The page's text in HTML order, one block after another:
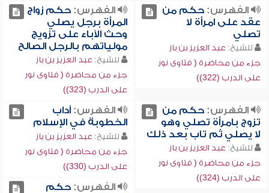
الفهرس:حكم من
عقد على امرأة لا
تصلي
للشيخ: عبد العزيز بن باز
جزء من محاضرة ( فتاوى نور
على الدرب (322))
الفهرس:حكم زواج
المرأة برجل يصلي
وحث الآباء على تزويج
مولياتهم بالرجل الصالح
للشيخ: عبد العزيز بن باز
جزء من محاضرة ( فتاوى نور
على الدرب (323))
الفهرس:حكم من
تزوج بامرأة تصلي وهو
لا يصلي ثم تاب بعد ذلك
للشيخ: عبد العزيز بن باز
جزء من محاضرة ( فتاوى نور
على الدرب (324))
الفهرس:آداب
الخطوبة في الإسلام
للشيخ: عبد العزيز بن باز
جزء من محاضرة ( فتاوى نور
على الدرب (330))
الفهرس:حكم